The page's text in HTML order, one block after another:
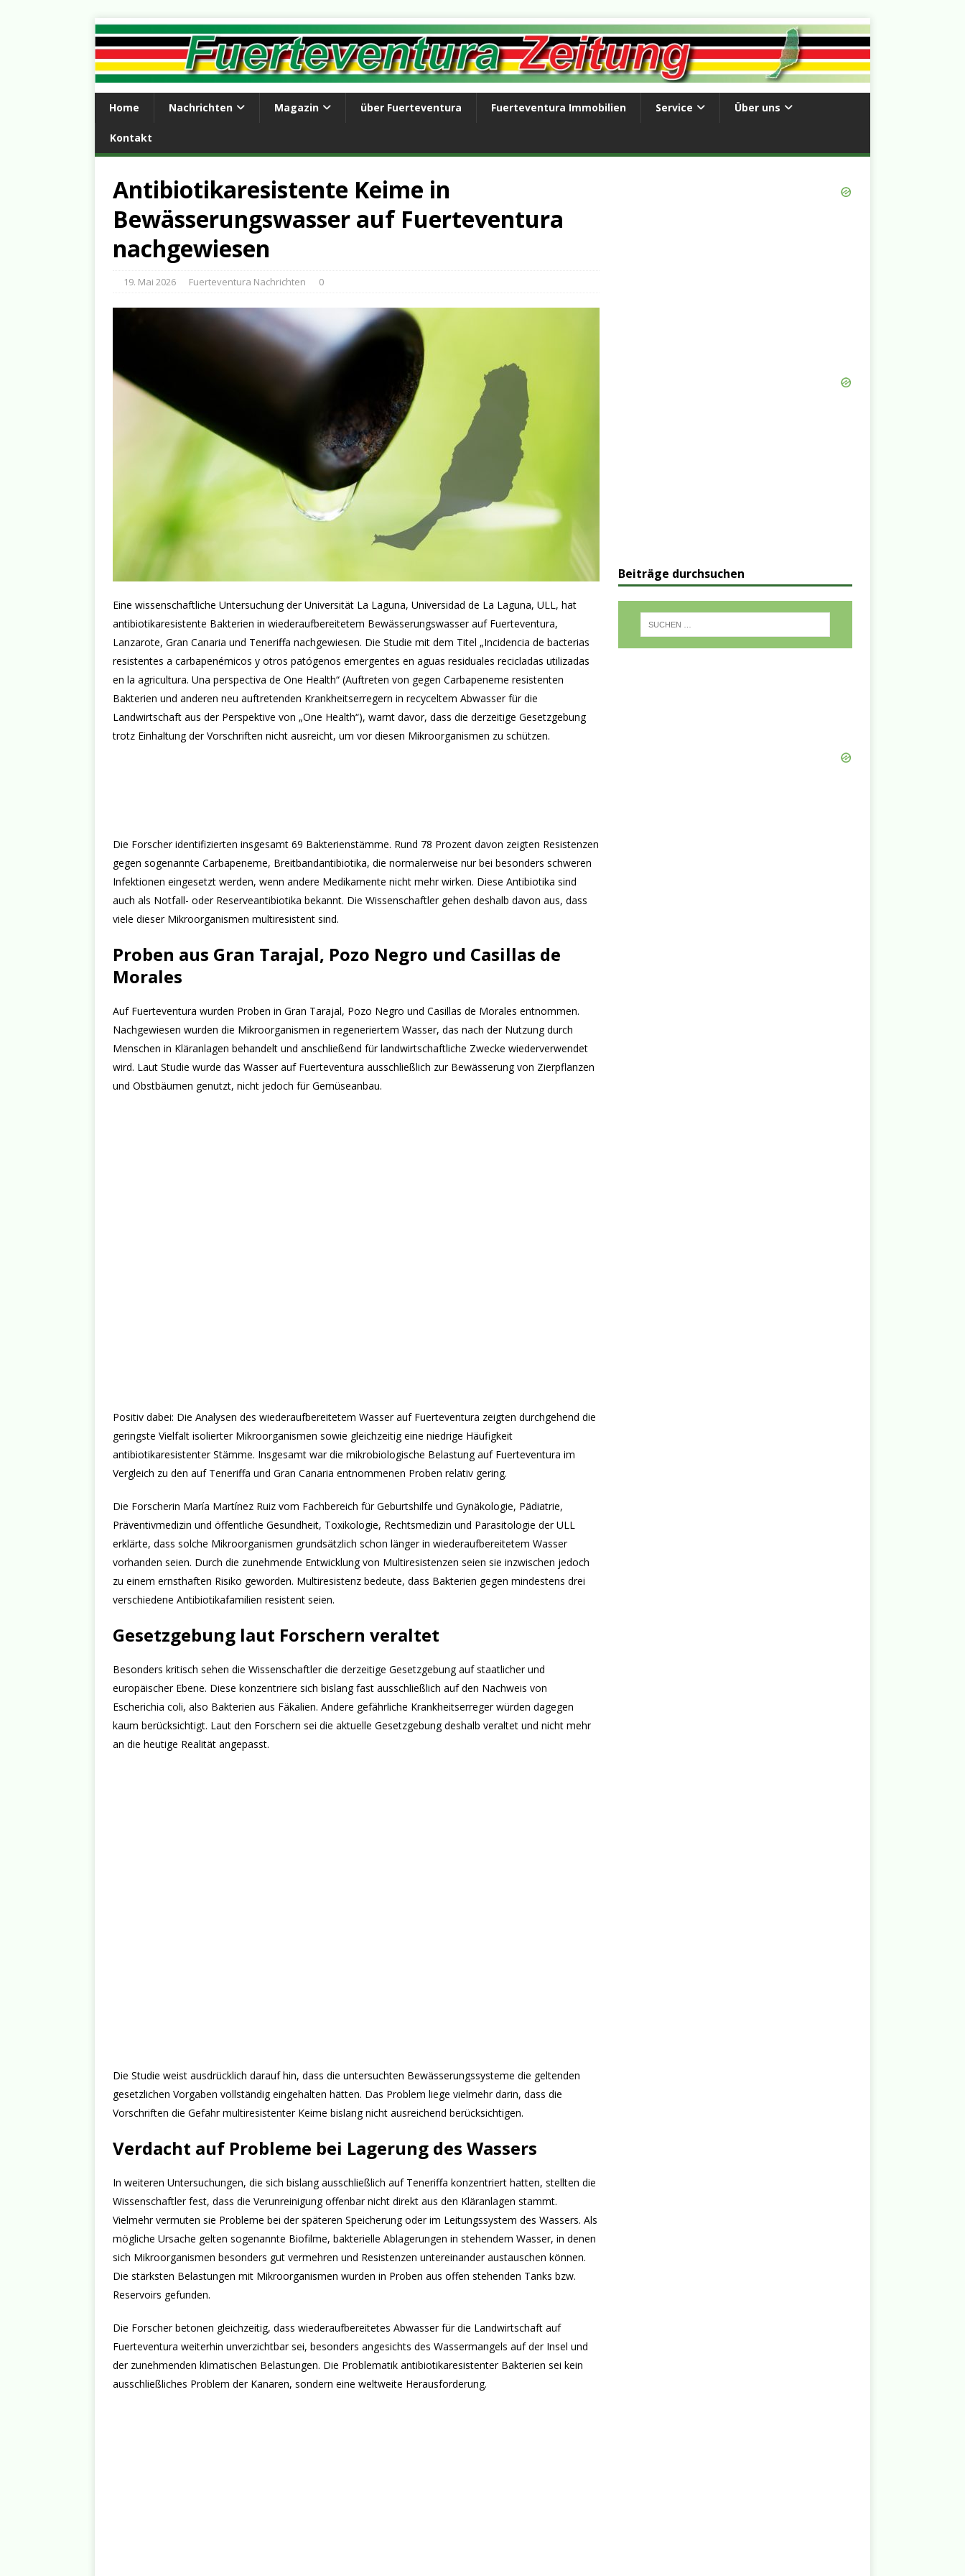
Home Nachrichten Magazin über Fuerteventura Fuerteventura Immobilien Service Über uns
Kontakt
Antibiotikaresistente Keime in
Bewässerungswasser auf Fuerteventura
nachgewiesen
19. Mai 2026 Fuerteventura Nachrichten 0
Eine wissenschaftliche Untersuchung der Universität La Laguna, Universidad de La Laguna, ULL, hat
antibiotikaresistente Bakterien in wiederaufbereitetem Bewässerungswasser auf Fuerteventura,
Lanzarote, Gran Canaria und Teneriffa nachgewiesen. Die Studie mit dem Titel „Incidencia de bacterias
resistentes a carbapenémicos y otros patógenos emergentes en aguas residuales recicladas utilizadas
en la agricultura. Una perspectiva de One Health“ (Auftreten von gegen Carbapeneme resistenten
Bakterien und anderen neu auftretenden Krankheitserregern in recyceltem Abwasser für die
Landwirtschaft aus der Perspektive von „One Health“), warnt davor, dass die derzeitige Gesetzgebung
trotz Einhaltung der Vorschriften nicht ausreicht, um vor diesen Mikroorganismen zu schützen.
Die Forscher identifizierten insgesamt 69 Bakterienstämme. Rund 78 Prozent davon zeigten Resistenzen
gegen sogenannte Carbapeneme, Breitbandantibiotika, die normalerweise nur bei besonders schweren
Infektionen eingesetzt werden, wenn andere Medikamente nicht mehr wirken. Diese Antibiotika sind
auch als Notfall- oder Reserveantibiotika bekannt. Die Wissenschaftler gehen deshalb davon aus, dass
viele dieser Mikroorganismen multiresistent sind.
Proben aus Gran Tarajal, Pozo Negro und Casillas de
Morales
Auf Fuerteventura wurden Proben in Gran Tarajal, Pozo Negro und Casillas de Morales entnommen.
Nachgewiesen wurden die Mikroorganismen in regeneriertem Wasser, das nach der Nutzung durch
Menschen in Kläranlagen behandelt und anschließend für landwirtschaftliche Zwecke wiederverwendet
wird. Laut Studie wurde das Wasser auf Fuerteventura ausschließlich zur Bewässerung von Zierpflanzen
und Obstbäumen genutzt, nicht jedoch für Gemüseanbau.
Positiv dabei: Die Analysen des wiederaufbereitetem Wasser auf Fuerteventura zeigten durchgehend die
geringste Vielfalt isolierter Mikroorganismen sowie gleichzeitig eine niedrige Häufigkeit
antibiotikaresistenter Stämme. Insgesamt war die mikrobiologische Belastung auf Fuerteventura im
Vergleich zu den auf Teneriffa und Gran Canaria entnommenen Proben relativ gering.
Die Forscherin María Martínez Ruiz vom Fachbereich für Geburtshilfe und Gynäkologie, Pädiatrie,
Präventivmedizin und öffentliche Gesundheit, Toxikologie, Rechtsmedizin und Parasitologie der ULL
erklärte, dass solche Mikroorganismen grundsätzlich schon länger in wiederaufbereitetem Wasser
vorhanden seien. Durch die zunehmende Entwicklung von Multiresistenzen seien sie inzwischen jedoch
zu einem ernsthaften Risiko geworden. Multiresistenz bedeute, dass Bakterien gegen mindestens drei
verschiedene Antibiotikafamilien resistent seien.
Gesetzgebung laut Forschern veraltet
Besonders kritisch sehen die Wissenschaftler die derzeitige Gesetzgebung auf staatlicher und
europäischer Ebene. Diese konzentriere sich bislang fast ausschließlich auf den Nachweis von
Escherichia coli, also Bakterien aus Fäkalien. Andere gefährliche Krankheitserreger würden dagegen
kaum berücksichtigt. Laut den Forschern sei die aktuelle Gesetzgebung deshalb veraltet und nicht mehr
an die heutige Realität angepasst.
Die Studie weist ausdrücklich darauf hin, dass die untersuchten Bewässerungssysteme die geltenden
gesetzlichen Vorgaben vollständig eingehalten hätten. Das Problem liege vielmehr darin, dass die
Vorschriften die Gefahr multiresistenter Keime bislang nicht ausreichend berücksichtigen.
Verdacht auf Probleme bei Lagerung des Wassers
In weiteren Untersuchungen, die sich bislang ausschließlich auf Teneriffa konzentriert hatten, stellten die
Wissenschaftler fest, dass die Verunreinigung offenbar nicht direkt aus den Kläranlagen stammt.
Vielmehr vermuten sie Probleme bei der späteren Speicherung oder im Leitungssystem des Wassers. Als
mögliche Ursache gelten sogenannte Biofilme, bakterielle Ablagerungen in stehendem Wasser, in denen
sich Mikroorganismen besonders gut vermehren und Resistenzen untereinander austauschen können.
Die stärksten Belastungen mit Mikroorganismen wurden in Proben aus offen stehenden Tanks bzw.
Reservoirs gefunden.
Die Forscher betonen gleichzeitig, dass wiederaufbereitetes Abwasser für die Landwirtschaft auf
Fuerteventura weiterhin unverzichtbar sei, besonders angesichts des Wassermangels auf der Insel und
der zunehmenden klimatischen Belastungen. Die Problematik antibiotikaresistenter Bakterien sei kein
ausschließliches Problem der Kanaren, sondern eine weltweite Herausforderung.
Beiträge durchsuchen